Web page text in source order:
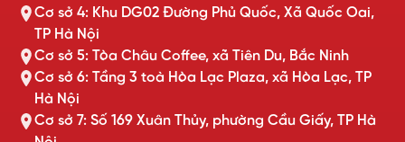
Cơ sở 4: Khu DG02 Đường Phủ Quốc, Xã Quốc Oai,
TP Hà Nội
Cơ sở 5: Tòa Châu Coffee, xã Tiên Du, Bắc Ninh
Cơ sở 6: Tầng 3 toà Hòa Lạc Plaza, xã Hòa Lạc, TP
Hà Nội
Cơ sở 7: Số 169 Xuân Thủy, phường Cầu Giấy, TP Hà